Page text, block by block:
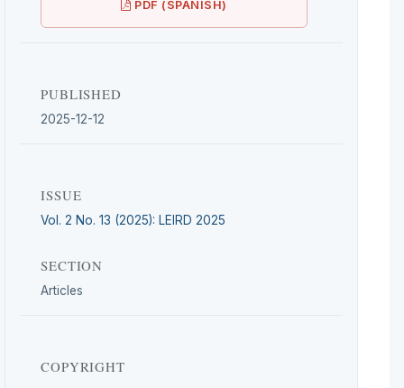
PDF (SPANISH)
PUBLISHED
2025-12-12
ISSUE
Vol. 2 No. 13 (2025): LEIRD 2025
SECTION
Articles
COPYRIGHT